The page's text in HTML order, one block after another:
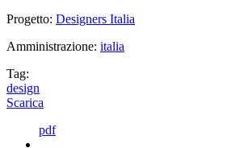
Progetto: Designers Italia
Amministrazione: italia
Tag:
design
Scarica
pdf